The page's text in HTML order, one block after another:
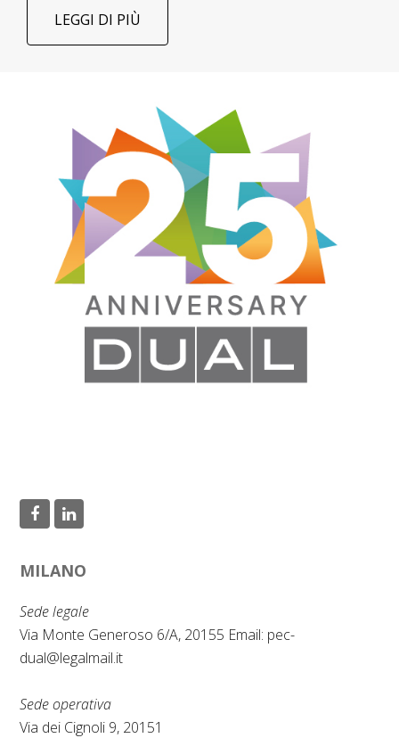
LEGGI DI PIÙ
c
e
b
o
L
n
k
e
d
n
MILANO
Sede legale
Via Monte Generoso 6/A, 20155 Email: pec-
dual@legalmail.it
Sede operativa
Via dei Cignoli 9, 20151